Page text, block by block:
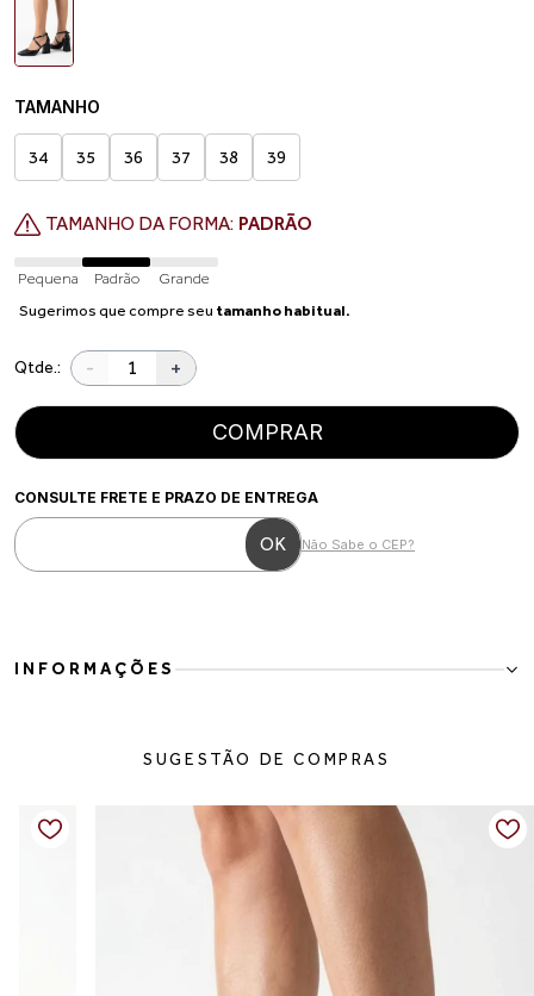
TAMANHO
34 35 36 37 38 39
TAMANHO DA FORMA: PADRÃO
Pequena Padrão
Grande
Sugerimos que compre seu tamanho habitual.
Qtde.: - +
COMPRAR
CONSULTE FRETE E PRAZO DE ENTREGA
Não Sabe o CEP?
INFORMAÇÕES
O Scarpin Feminino em Couro Vegano Preto é a escolha perfeita
para quem busca elegância e sofisticação em um modelo moderno
ele traz um visual feminino e atemporal para diferentes ocasiões.
Confeccionado em couro vegano, possui acabamento macio e
confortável, além de estrutura que proporciona melhor ajuste ao
calce. O salto bloco alto garante estabilidade e segurança,
enquanto o bico fino alonga a silhueta e acrescenta um toque
Ideal para compor looks sociais, produções elegantes e até
combinações mais casuais com alfaiataria ou jeans, é um modelo
SUGESTÃO DE COMPRAS